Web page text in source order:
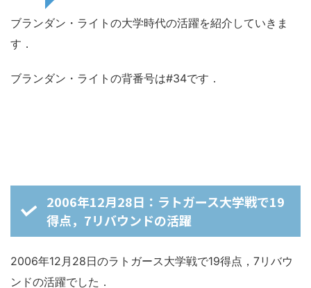
ブランダン・ライトの大学時代の活躍を紹介していきま
す．
ブランダン・ライトの背番号は#34です．
2006年12月28日：ラトガース大学戦で19
得点，7リバウンドの活躍
2006年12月28日のラトガース大学戦で19得点，7リバウ
ンドの活躍でした．